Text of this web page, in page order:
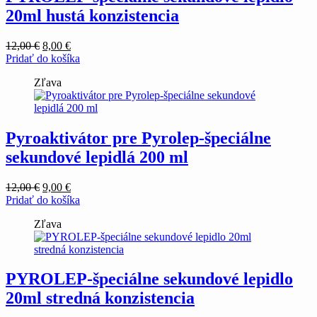
20ml hustá konzistencia
12,00€ Pôvodná
cena
12,00 €.
8,00 €Aktuálna
cena
Pridať do košíka
Zľava
Pyroaktivátor pre Pyrolep-špeciálne
sekundové lepidlá 200 ml
12,00€ Pôvodná
cena
12,00 €.
9,00 €Aktuálna
cena
Pridať do košíka
Zľava
PYROLEP-špeciálne sekundové lepidlo
20ml stredná konzistencia